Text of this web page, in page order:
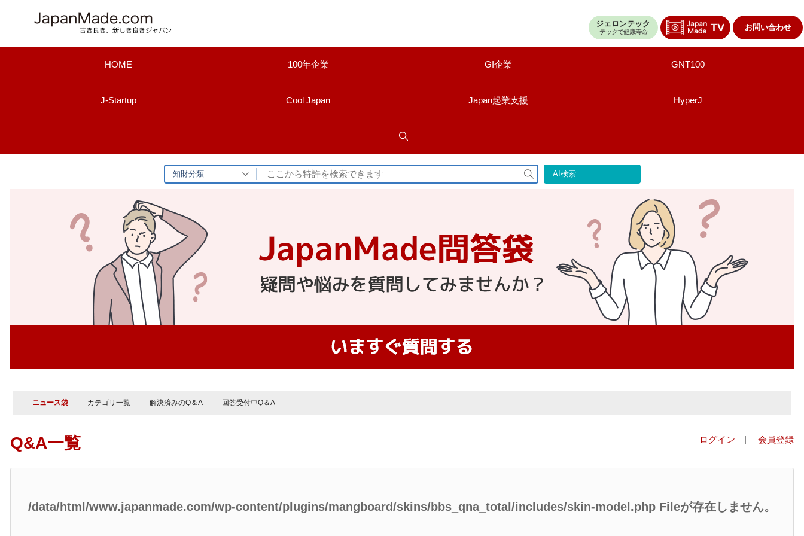
ジェロンテック
テックで健康寿命 お問い合わせ
HOME 100年企業 GI企業 GNT100
J-Startup Cool Japan Japan起業支援 HyperJ
知財分類
検
索
AI検索
ニュース袋 カテゴリ一覧 解決済みのQ＆A 回答受付中Q＆A
Q&A一覧 ログイン | 会員登録
/data/html/www.japanmade.com/wp-content/plugins/mangboard/skins/bbs_qna_total/includes/skin-model.php Fileが存在しません。